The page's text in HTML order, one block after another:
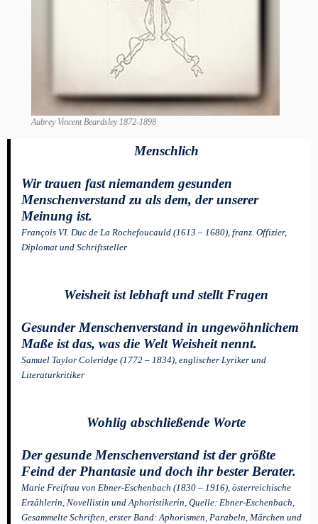
Aubrey Vincent Beardsley 1872-1898
Menschlich
Wir trauen fast niemandem gesunden
Menschenverstand zu als dem, der unserer
Meinung ist.
François VI. Duc de La Rochefoucauld (1613 – 1680), franz. Offizier,
Diplomat und Schriftsteller
Weisheit ist lebhaft und stellt Fragen
Gesunder Menschenverstand in ungewöhnlichem
Maße ist das, was die Welt Weisheit nennt.
Samuel Taylor Coleridge (1772 – 1834), englischer Lyriker und
Literaturkritiker
Wohlig abschließende Worte
Der gesunde Menschenverstand ist der größte
Feind der Phantasie und doch ihr bester Berater.
Marie Freifrau von Ebner-Eschenbach (1830 – 1916), österreichische
Erzählerin, Novellistin und Aphoristikerin, Quelle: Ebner-Eschenbach,
Gesammelte Schriften, erster Band: Aphorismen, Parabeln, Märchen und